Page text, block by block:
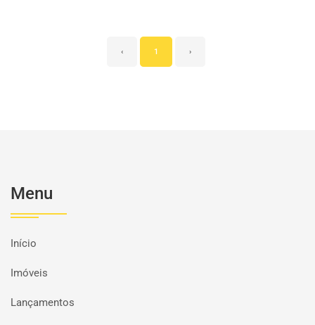
‹ 1 ›
Menu
Início
Imóveis
Lançamentos